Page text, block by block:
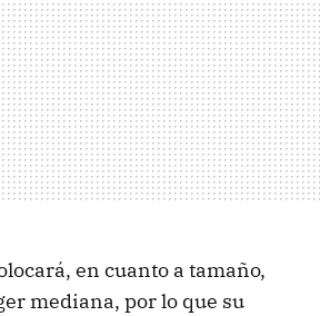
en cuanto a tamaño,
mediana, por lo que su